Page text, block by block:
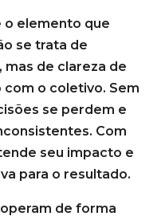
o elemento que
se trata de
de clareza de
o coletivo. Sem
se perdem e
Com
seu impacto e
para o resultado.
de forma